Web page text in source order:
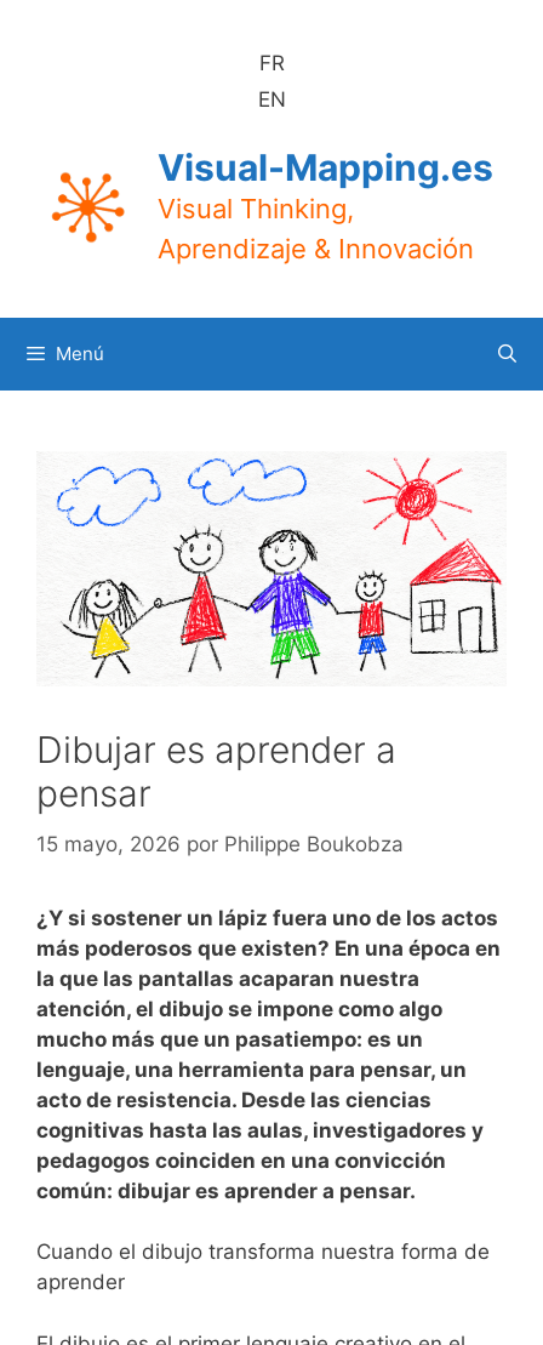
FR
EN
Visual-Mapping.es
Visual Thinking,
Aprendizaje & Innovación
Menú
Dibujar es aprender a
pensar
15 mayo, 2026 por Philippe Boukobza
¿Y si sostener un lápiz fuera uno de los actos
más poderosos que existen? En una época en
la que las pantallas acaparan nuestra
atención, el dibujo se impone como algo
mucho más que un pasatiempo: es un
lenguaje, una herramienta para pensar, un
acto de resistencia. Desde las ciencias
cognitivas hasta las aulas, investigadores y
pedagogos coinciden en una convicción
común: dibujar es aprender a pensar.
Cuando el dibujo transforma nuestra forma de
aprender